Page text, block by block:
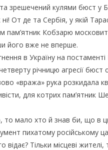
зрешечений кулями бюст у
От де та Сербія, у якій
Кобзарю
його вже не вперше.
в Україну на
річницю агресії
«вража» рука розкидала
для котрих пам’ятник
то мало хто й знав би, що в
пихатому російському
Тільки місцеві жителі,